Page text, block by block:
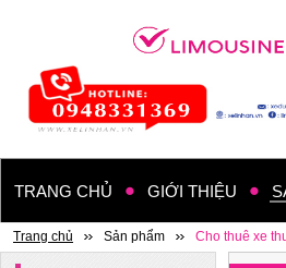
TRANG CHỦ GIỚI THIỆU
Trang chủ Sản phẩm Cho thuê xe
Tracomeco